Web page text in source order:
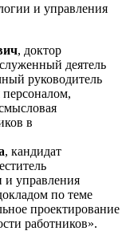
и управления
, доктор
деятель
руководитель
в
, кандидат
и управления
по теме
проектирование
работников».